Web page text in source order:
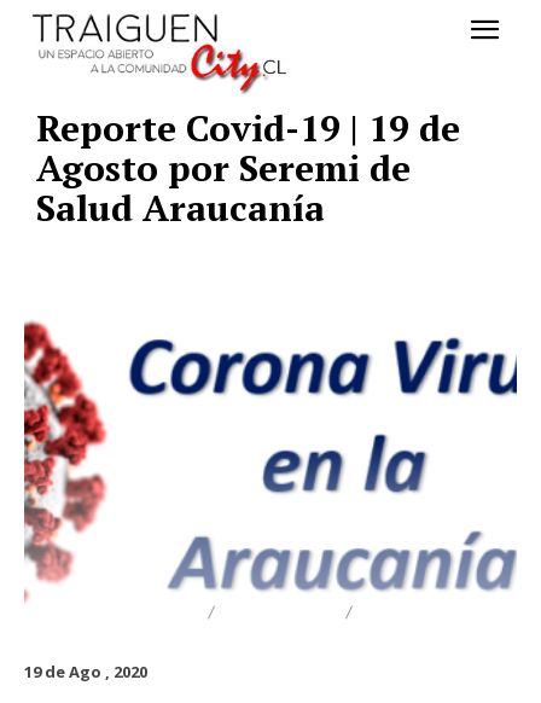
Reporte Covid-19 | 19 de
Agosto por Seremi de
Salud Araucanía
19 de Ago , 2020